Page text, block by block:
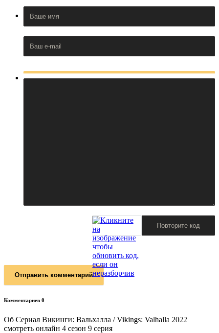
Отправить комментарий
Комментариев 0
Об Сериал Викинги: Вальхалла / Vikings: Valhalla 2022
смотреть онлайн 4 сезон 9 серия